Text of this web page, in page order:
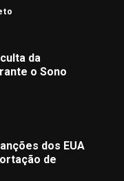
da
o Sono
dos EUA
de